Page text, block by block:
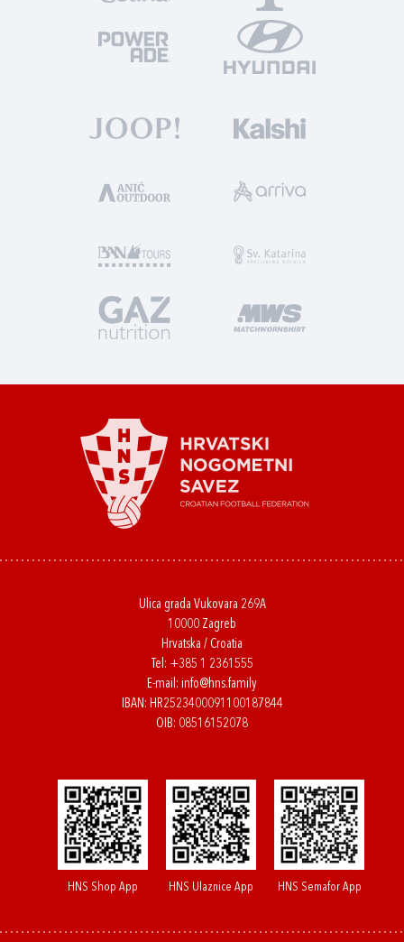
Ulica grada Vukovara 269A
10000 Zagreb
Hrvatska / Croatia
Tel: +385 1 2361555
E-mail: info@hns.family
IBAN: HR2523400091100187844
OIB: 08516152078
HNS Shop App HNS Ulaznice App HNS Semafor App